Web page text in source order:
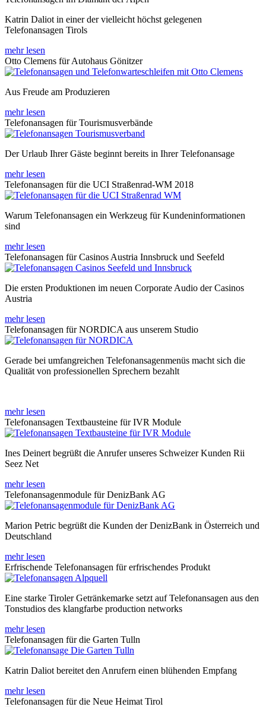
Katrin Daliot in einer der vielleicht höchst gelegenen
Telefonansagen Tirols
mehr lesen
Otto Clemens für Autohaus Gönitzer
Aus Freude am Produzieren
mehr lesen
Telefonansagen für Tourismusverbände
Der Urlaub Ihrer Gäste beginnt bereits in Ihrer Telefonansage
mehr lesen
Telefonansagen für die UCI Straßenrad-WM 2018
Warum Telefonansagen ein Werkzeug für Kundeninformationen
sind
mehr lesen
Telefonansagen für Casinos Austria Innsbruck und Seefeld
Die ersten Produktionen im neuen Corporate Audio der Casinos
Austria
mehr lesen
Telefonansagen für NORDICA aus unserem Studio
Gerade bei umfangreichen Telefonansagenmenüs macht sich die
Qualität von professionellen Sprechern bezahlt
mehr lesen
Telefonansagen Textbausteine für IVR Module
Ines Deinert begrüßt die Anrufer unseres Schweizer Kunden Rii
Seez Net
mehr lesen
Telefonansagenmodule für DenizBank AG
Marion Petric begrüßt die Kunden der DenizBank in Österreich und
Deutschland
mehr lesen
Erfrischende Telefonansagen für erfrischendes Produkt
Eine starke Tiroler Getränkemarke setzt auf Telefonansagen aus den
Tonstudios des klangfarbe production networks
mehr lesen
Telefonansagen für die Garten Tulln
Katrin Daliot bereitet den Anrufern einen blühenden Empfang
mehr lesen
Telefonansagen für die Neue Heimat Tirol